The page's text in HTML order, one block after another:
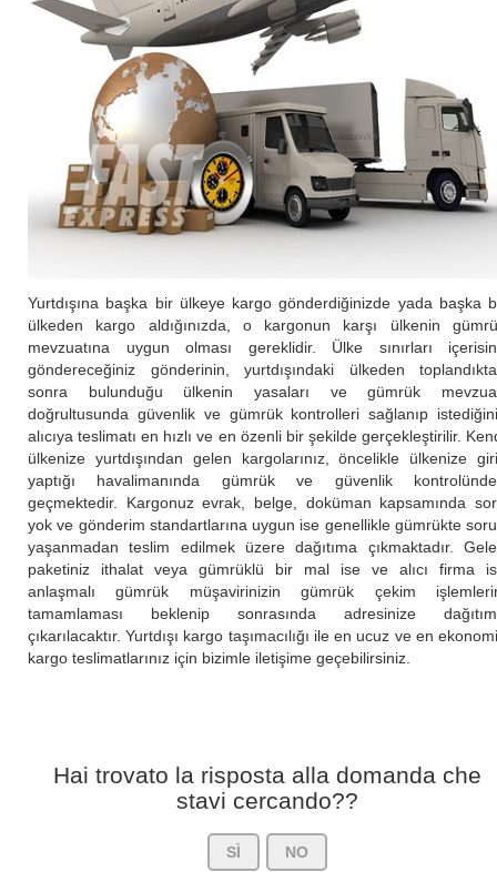
Yurtdışına başka bir ülkeye kargo gönderdiğinizde yada başka
ülkeden kargo aldığınızda, o kargonun karşı ülkenin
mevzuatına uygun olması gereklidir. Ülke sınırları
göndereceğiniz gönderinin, yurtdışındaki ülkeden
sonra bulunduğu ülkenin yasaları ve gümrük
doğrultusunda güvenlik ve gümrük kontrolleri sağlanıp
alıcıya teslimatı en hızlı ve en özenli bir şekilde gerçekleştirilir.
ülkenize yurtdışından gelen kargolarınız, öncelikle ülkenize
yaptığı havalimanında gümrük ve güvenlik
geçmektedir. Kargonuz evrak, belge, doküman kapsamında
yok ve gönderim standartlarına uygun ise genellikle gümrükte
yaşanmadan teslim edilmek üzere dağıtıma çıkmaktadır.
paketiniz ithalat veya gümrüklü bir mal ise ve alıcı firma
anlaşmalı gümrük müşavirinizin gümrük çekim
tamamlaması beklenip sonrasında adresinize
çıkarılacaktır. Yurtdışı kargo taşımacılığı ile en ucuz ve en
kargo teslimatlarınız için bizimle iletişime geçebilirsiniz.
Hai trovato la risposta alla domanda che
stavi cercando??
SÌ NO